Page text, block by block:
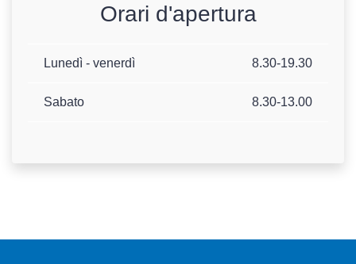
Orari d'apertura
Lunedì - venerdì 8.30-19.30
Sabato 8.30-13.00